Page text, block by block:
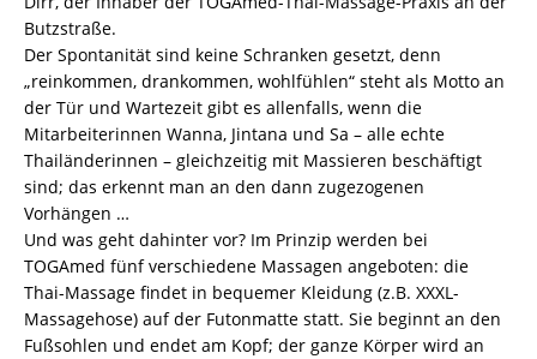
Butzstraße.
Der Spontanität sind keine Schranken gesetzt, denn
„reinkommen, drankommen, wohlfühlen“ steht als Motto an
der Tür und Wartezeit gibt es allenfalls, wenn die
Mitarbeiterinnen Wanna, Jintana und Sa – alle echte
Thailänderinnen – gleichzeitig mit Massieren beschäftigt
sind; das erkennt man an den dann zugezogenen
Vorhängen …
Und was geht dahinter vor? Im Prinzip werden bei
TOGAmed fünf verschiedene Massagen angeboten: die
Thai-Massage findet in bequemer Kleidung (z.B. XXXL-
Massagehose) auf der Futonmatte statt. Sie beginnt an den
Fußsohlen und endet am Kopf; der ganze Körper wird an